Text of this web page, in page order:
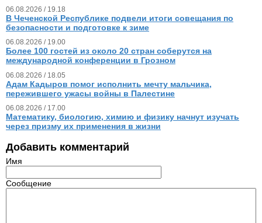
06.08.2026 / 19.18
В Чеченской Республике подвели итоги совещания по
безопасности и подготовке к зиме
06.08.2026 / 19.00
Более 100 гостей из около 20 стран соберутся на
международной конференции в Грозном
06.08.2026 / 18.05
Адам Кадыров помог исполнить мечту мальчика,
пережившего ужасы войны в Палестине
06.08.2026 / 17.00
Математику, биологию, химию и физику начнут изучать
через призму их применения в жизни
Добавить комментарий
Имя
Сообщение